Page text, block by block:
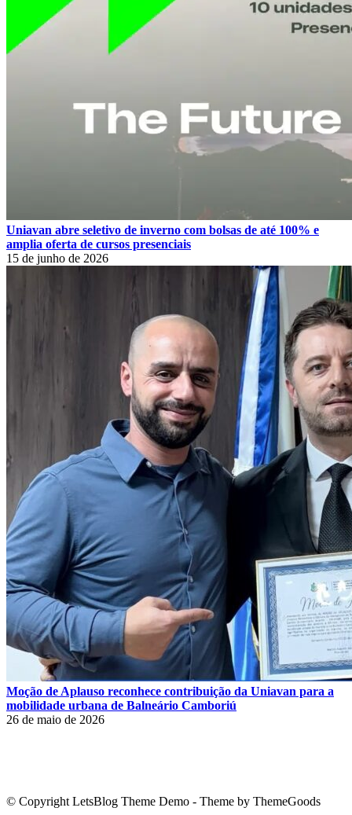
Uniavan abre seletivo de inverno com bolsas de até 100% e
amplia oferta de cursos presenciais
15 de junho de 2026
Moção de Aplauso reconhece contribuição da Uniavan para a
mobilidade urbana de Balneário Camboriú
26 de maio de 2026
© Copyright LetsBlog Theme Demo - Theme by ThemeGoods